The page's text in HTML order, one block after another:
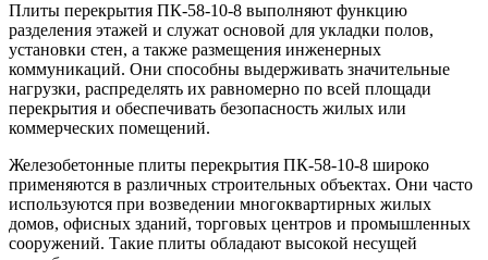
Плиты перекрытия ПК-58-10-8 выполняют функцию
разделения этажей и служат основой для укладки полов,
установки стен, а также размещения инженерных
коммуникаций. Они способны выдерживать значительные
нагрузки, распределять их равномерно по всей площади
перекрытия и обеспечивать безопасность жилых или
коммерческих помещений.
Железобетонные плиты перекрытия ПК-58-10-8 широко
применяются в различных строительных объектах. Они часто
используются при возведении многоквартирных жилых
домов, офисных зданий, торговых центров и промышленных
сооружений. Такие плиты обладают высокой несущей